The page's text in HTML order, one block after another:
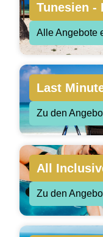
Tunesien -
Alle Angebote
Last
Zu den
All
Zu den